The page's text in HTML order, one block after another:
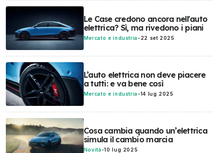
Le Case credono ancora nell'auto
elettrica? Sì, ma rivedono i piani
Mercato e industria - 22 set 2025
L’auto elettrica non deve piacere
a tutti: e va bene così
Mercato e industria -14 lug 2025
Cosa cambia quando un’elettrica
simula il cambio marcia
Novità -10 lug 2025